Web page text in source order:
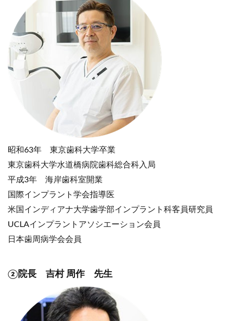
昭和63年 東京歯科大学卒業
東京歯科大学水道橋病院歯科総合科入局
平成3年 海岸歯科室開業
国際インプラント学会指導医
米国インディアナ大学歯学部インプラント科客員研究員
UCLAインプラントアソシエーション会員
日本歯周病学会会員
②院長 吉村 周作 先生